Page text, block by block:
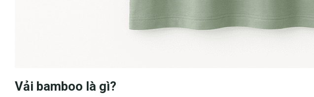
Vải bamboo là gì?